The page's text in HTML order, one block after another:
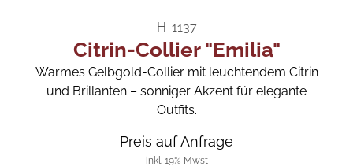
H-1137
Citrin-Collier "Emilia"
Warmes Gelbgold-Collier mit leuchtendem Citrin
und Brillanten – sonniger Akzent für elegante
Outfits.
Preis auf Anfrage
inkl. 19% Mwst